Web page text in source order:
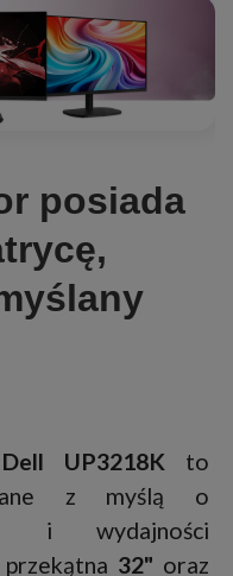
posiada
UP3218K to
z myślą o
i wydajności
32" oraz